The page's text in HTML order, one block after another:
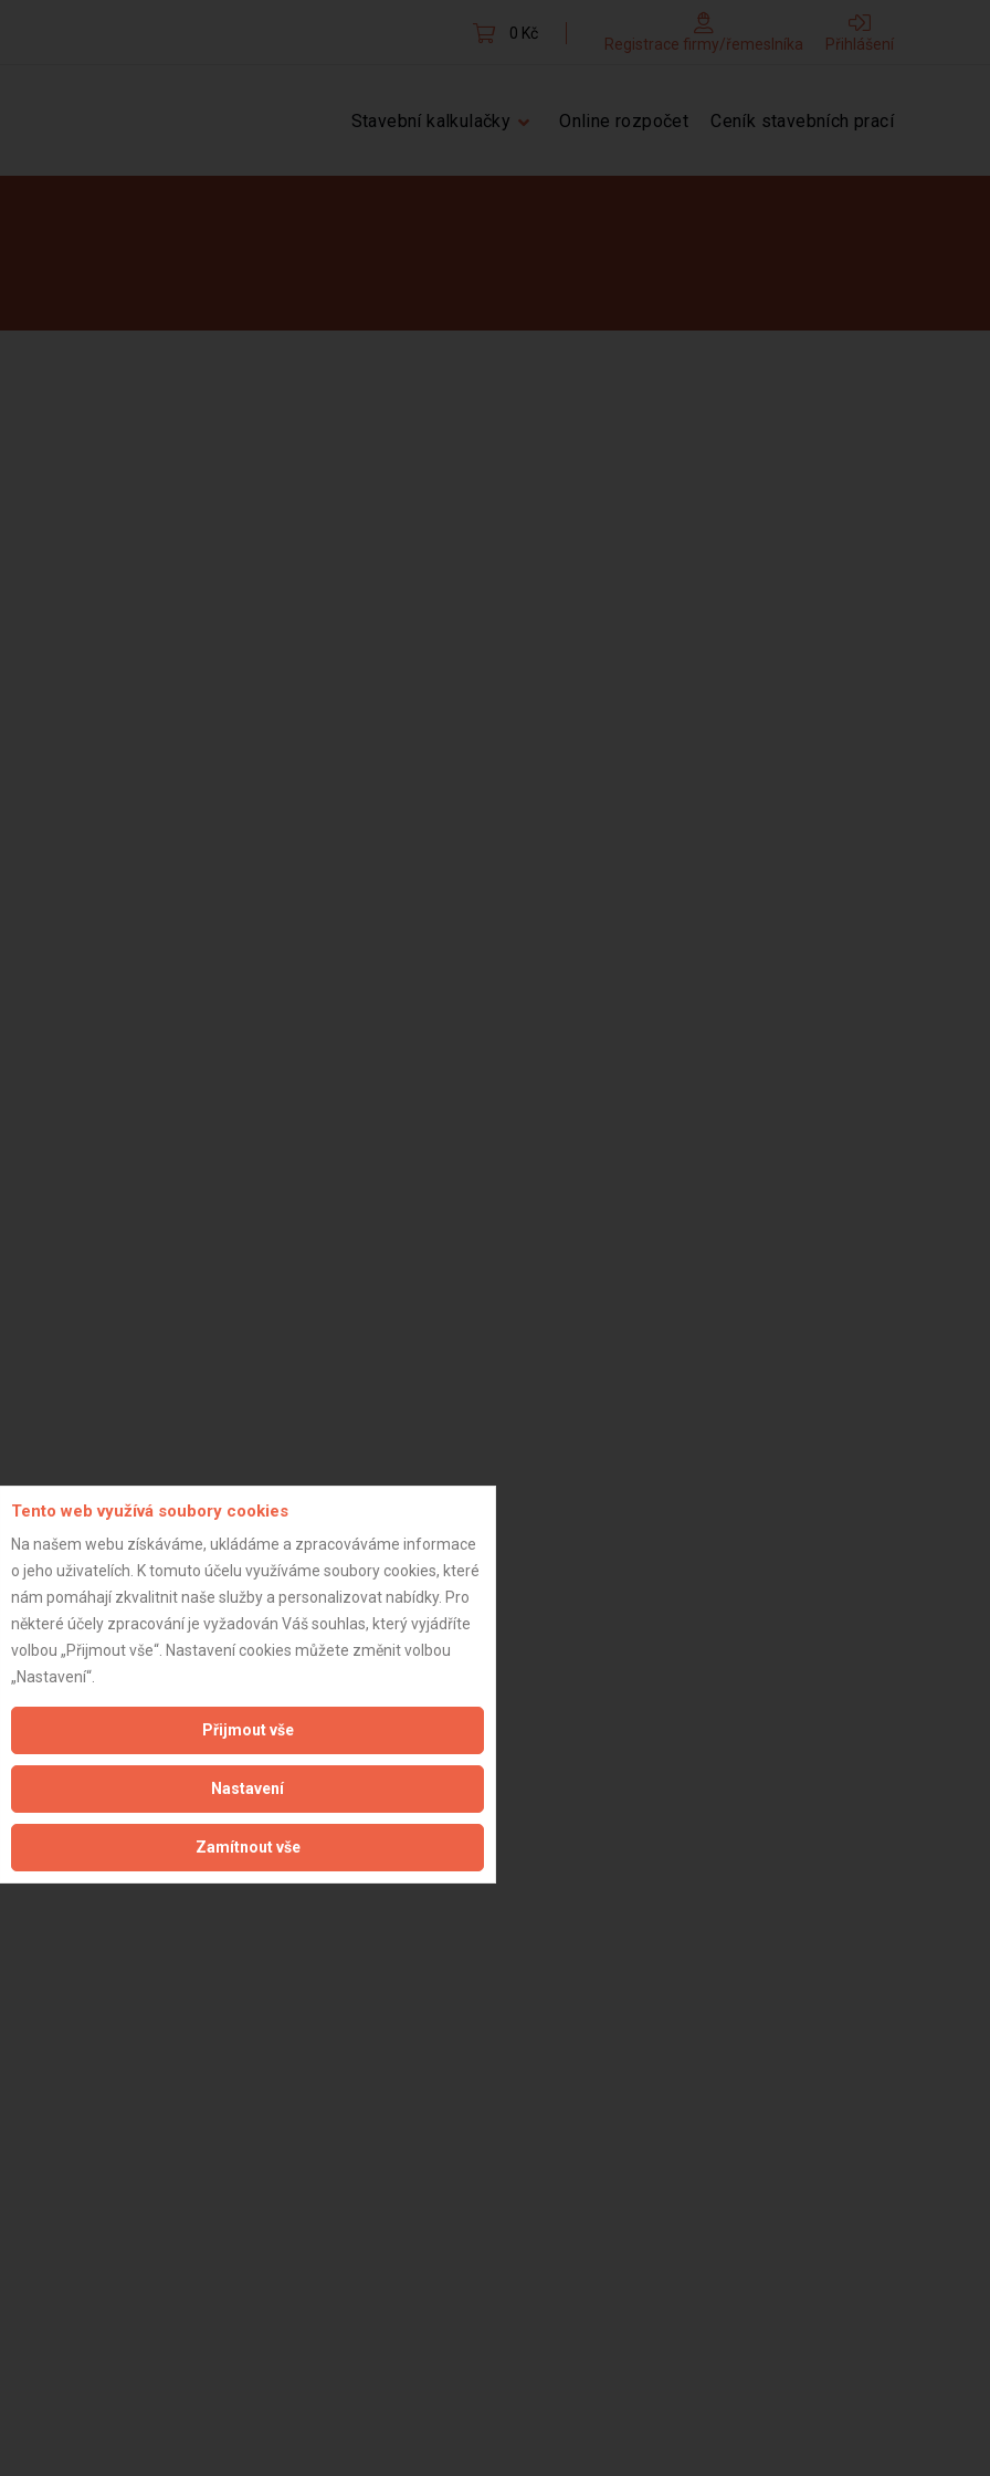
0 Kč
Registrace firmy/řemeslníka Přihlášení
Stavební kalkulačky Online rozpočet Ceník stavebních prací
Tento web využívá soubory cookies
Na našem webu získáváme, ukládáme a zpracováváme informace
o jeho uživatelích. K tomuto účelu využíváme soubory cookies, které
nám pomáhají zkvalitnit naše služby a personalizovat nabídky. Pro
některé účely zpracování je vyžadován Váš souhlas, který vyjádříte
volbou „Přijmout vše“. Nastavení cookies můžete změnit volbou
„Nastavení“.
Přijmout vše
Nastavení
Zamítnout vše